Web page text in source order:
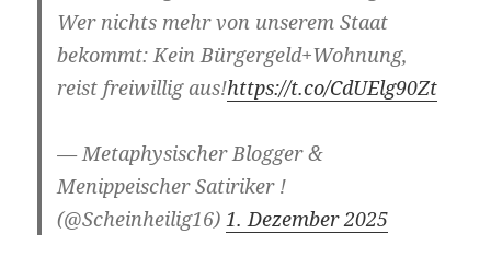
Wer nichts mehr von unserem Staat
bekommt: Kein Bürgergeld+Wohnung,
reist freiwillig aus!https://t.co/CdUElg90Zt
— Metaphysischer Blogger &
Menippeischer Satiriker !
(@Scheinheilig16)1. Dezember 2025